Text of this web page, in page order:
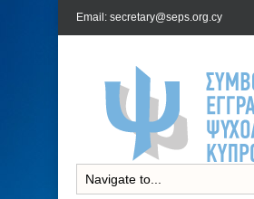
Email: secretary@seps.org.cy